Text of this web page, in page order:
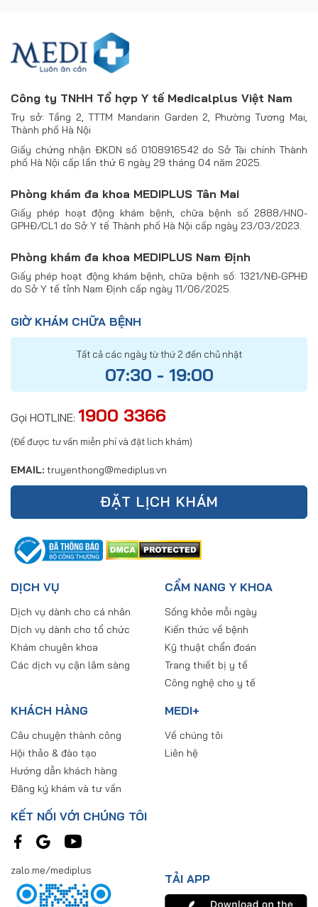
Công ty TNHH Tổ hợp Y tế Medicalplus Việt Nam
Trụ sở: Tầng 2, TTTM Mandarin Garden 2, Phường Tương Mai,
Thành phố Hà Nội
Giấy chứng nhận ĐKDN số 0108916542 do Sở Tài chính Thành
phố Hà Nội cấp lần thứ 6 ngày 29 tháng 04 năm 2025.
Phòng khám đa khoa MEDIPLUS Tân Mai
Giấy phép hoạt động khám bệnh, chữa bệnh số 2888/HNO-
GPHĐ/CL1 do Sở Y tế Thành phố Hà Nội cấp ngày 23/03/2023.
Phòng khám đa khoa MEDIPLUS Nam Định
Giấy phép hoạt động khám bệnh, chữa bệnh số: 1321/NĐ-GPHĐ
do Sở Y tế tỉnh Nam Định cấp ngày 11/06/2025.
GIỜ KHÁM CHỮA BỆNH
Tất cả các ngày từ thứ 2 đến chủ nhật
07:30 - 19:00
Gọi HOTLINE: 1900 3366
(Để được tư vấn miễn phí và đặt lich khám)
EMAIL: truyenthong@mediplus.vn
ĐẶT LỊCH KHÁM
DỊCH VỤ
Dịch vụ dành cho cá nhân
Dịch vụ dành cho tổ chức
Khám chuyên khoa
Các dịch vụ cận lâm sàng
CẨM NANG Y KHOA
Sống khỏe mỗi ngày
Kiến thức về bệnh
Kỹ thuật chẩn đoán
Trang thiết bị y tế
Công nghệ cho y tế
KHÁCH HÀNG
Câu chuyện thành công
Hội thảo & đào tạo
Hướng dẫn khách hàng
Đăng ký khám và tư vấn
MEDI+
Về chúng tôi
Liên hệ
KẾT NỐI VỚI CHÚNG TÔI
zalo.me/mediplus
TẢI APP